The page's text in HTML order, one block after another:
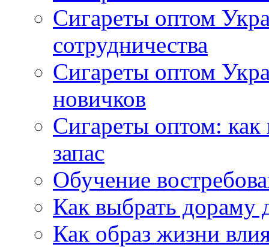
Сигареты оптом
сотрудничества
Сигареты оптом
новичков
Сигареты оптом:
запас
Обучение
Как выбрать дораму
Как образ жизни